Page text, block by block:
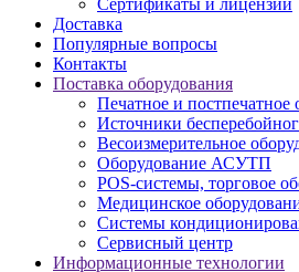
Сертификаты и лицензии
Доставка
Популярные вопросы
Контакты
Поставка оборудования
Печатное и постпечатное
Источники
Весоизмерительное
Оборудование АСУТП
POS-системы, торговое
Медицинское
Системы
Сервисный центр
Информационные технологии